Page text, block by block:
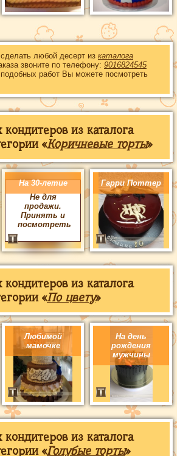
любой десерт из каталога
звоните по телефону: 9016824545
работ Вы можете посмотреть
из каталога
«Коричневые торты»
На 30-летие
Не для
продажи.
Принять и
посмотреть
Гарри Поттер
из каталога
«По цвету»
Любимой
мамочке
На день
рождения
мужчины
из каталога
«Голубые торты»